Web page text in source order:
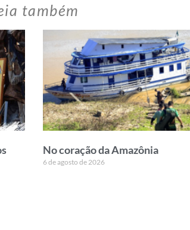
também
No coração da Amazônia
6 de agosto de 2026